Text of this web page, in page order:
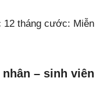
tháng cước: Miễn
nhân – sinh viên